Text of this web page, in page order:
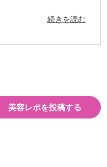
続きを読む
美容レポを投稿する